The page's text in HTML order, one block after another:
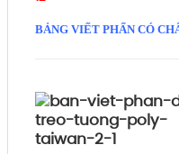
BẢNG VIẾT PHẤN CÓ